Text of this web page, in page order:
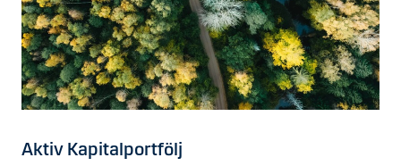
Aktiv Kapitalportfölj